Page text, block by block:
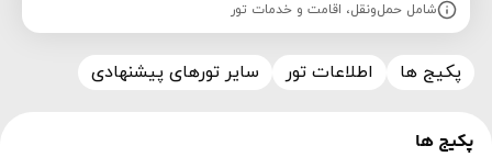
شامل حمل‌ونقل، اقامت و خدمات تور
پکیج ها اطلاعات تور سایر تورهای پیشنهادی
پکیج ها